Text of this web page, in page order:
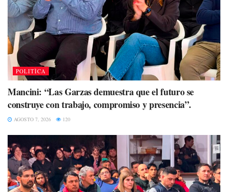
POLITÌCA
Mancini: “Las Garzas demuestra que el futuro se
construye con trabajo, compromiso y presencia”.
AGOSTO 7, 2026 120